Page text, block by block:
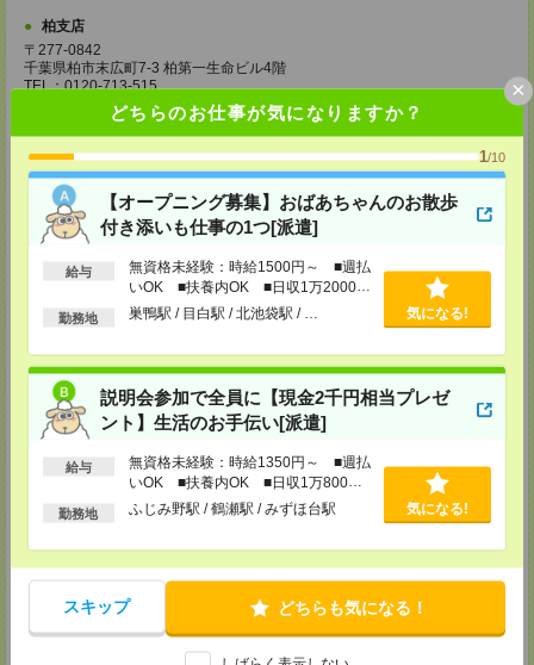
どちらのお仕事が気になりますか？
1/10
【オープニング募集】おばあちゃんのお散歩
付き添いも仕事の1つ[派遣]
給与
無資格未経験：時給1500円～ ■週払
いOK ■扶養内OK ■日収1万2000円
以上
勤務地 巣鴨駅 / 目白駅 / 北池袋駅 / … 気になる!
説明会参加で全員に【現金2千円相当プレゼ
ント】生活のお手伝い[派遣]
給与
無資格未経験：時給1350円～ ■週払
いOK ■扶養内OK ■日収1万800円
以上
勤務地 ふじみ野駅 / 鶴瀬駅 / みずほ台駅 気になる!
スキップ どちらも気になる！
×
柏支店
〒277-0842
千葉県柏市末広町7-3 柏第一生命ビル4階
TEL：0120-713-515
担当：採用担当
八王子支店
東京都八王子市東町1－6 橋完ＬＫビル 3階
TEL：0120-713-515
担当：採用担当
町田支店
〒194-0022 東京都町田市森野1-33-11 町田森野ビル1階
TEL：0120-713-515
越谷支店
〒343-0816
埼玉県越谷市弥生町1-4 越谷弥生ビル3階
TEL：0120-713-515
担当：採用担当
厚木支店
神奈川県厚木市旭町1-2-1 日本生命本厚木ビル7階
TEL：0120-713-515
担当：採用担当
神奈川県藤沢市鵠沼石上1丁目5番2号
日本生命藤沢ビル2階
TEL：0120-713-515
担当：採用担当